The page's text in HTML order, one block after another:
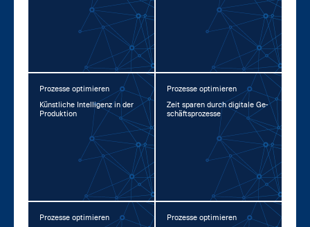
Prozesse optimieren
Künst­li­che In­tel­li­genz in der
Pro­duk­ti­on
Prozesse optimieren
Zeit spa­ren durch di­gi­ta­le Ge­
schäfts­pro­zes­se
Prozesse optimieren
Prozesse optimieren